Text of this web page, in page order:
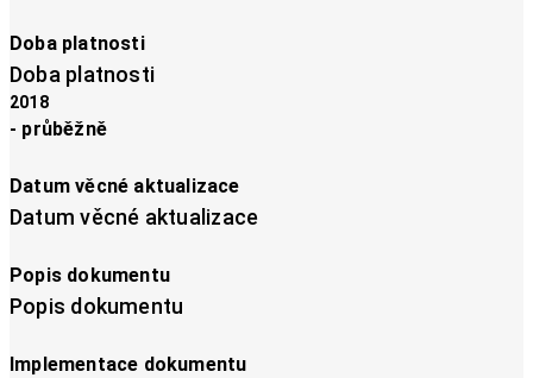
Doba platnosti
Doba platnosti
2018
- průběžně
Datum věcné aktualizace
Datum věcné aktualizace
Popis dokumentu
Popis dokumentu
Implementace dokumentu